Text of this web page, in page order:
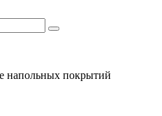
напольных покрытий